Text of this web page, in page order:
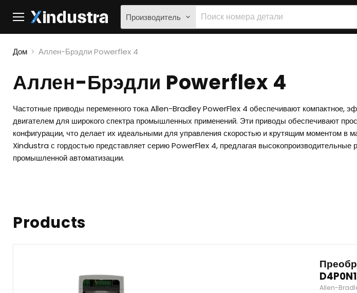
Меню
Производитель
Дом
Аллен-Брэдли Powerflex 4
Аллен-Брэдли Powerflex 4
Частотные приводы переменного тока Allen-Bradley PowerFlex 4 обеспечивают компактное,
двигателем для широкого спектра промышленных применений. Эти приводы обеспечивают
конфигурации, что делает их идеальными для управления скоростью и крутящим моментом в
Xindustra с гордостью представляет серию PowerFlex 4, предлагая высокопроизводительные
промышленной автоматизации.
Products
Allen-